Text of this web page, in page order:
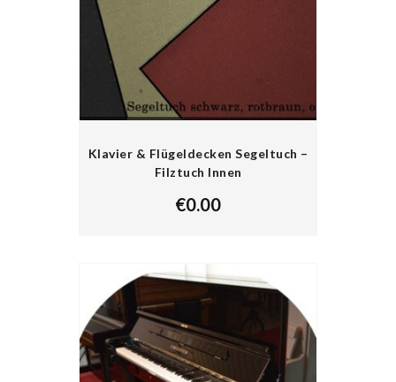
Klavier & Flügeldecken Segeltuch –
Filztuch Innen
€0.00